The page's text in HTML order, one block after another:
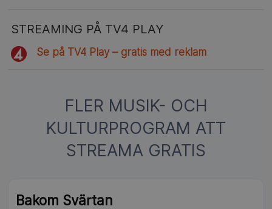
STREAMING PÅ TV4 PLAY
Se på TV4 Play – gratis med reklam
FLER MUSIK- OCH
KULTURPROGRAM ATT
STREAMA GRATIS
Bakom Svärtan